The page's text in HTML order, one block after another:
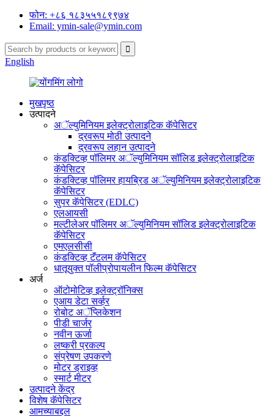
फोन: +८६ १८३५५१८९९७४
Email: ymin-sale@ymin.com
English
मुखपृष्ठ
उत्पादने
अॅल्युमिनियम इलेक्ट्रोलाइटिक कॅपेसिटर
द्रवरूप मोठी उत्पादने
द्रवरूप लहान उत्पादने
कंडक्टिव्ह पॉलिमर अॅल्युमिनियम सॉलिड इलेक्ट्रोलाइटिक
कॅपेसिटर
कंडक्टिव्ह पॉलिमर हायब्रिड अॅल्युमिनियम इलेक्ट्रोलाइटिक
कॅपेसिटर
सुपर कॅपेसिटर (EDLC)
एलआयसी
मल्टीलेअर पॉलिमर अॅल्युमिनियम सॉलिड इलेक्ट्रोलाइटिक
कॅपेसिटर
एमएलसीसी
कंडक्टिव्ह टॅंटलम कॅपेसिटर
धातूयुक्त पॉलीप्रोपायलीन फिल्म कॅपेसिटर
अर्ज
ऑटोमोटिव्ह इलेक्ट्रॉनिक्स
एआय डेटा सर्व्हर
रोबोट अॅप्लिकेशन
पीडी चार्जर
नवीन ऊर्जा
लष्करी प्रकल्प
संप्रेषण उपकरणे
मोटर ड्राइव्ह
स्मार्ट मीटर
उत्पादने केंद्र
विशेष कॅपेसिटर
आमच्याबद्दल